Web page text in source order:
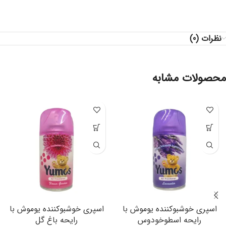
نظرات (0)
محصولات مشابه
اسپری خوشبوکننده یوموش با
رایحه اسطوخودوس
اسپری خوشبوکننده یوموش با
رایحه باغ گل